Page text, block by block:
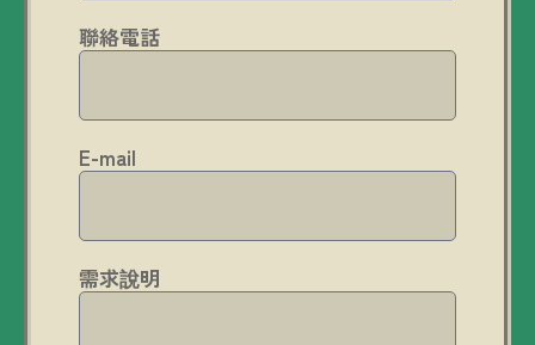
聯絡電話
E-mail
需求說明